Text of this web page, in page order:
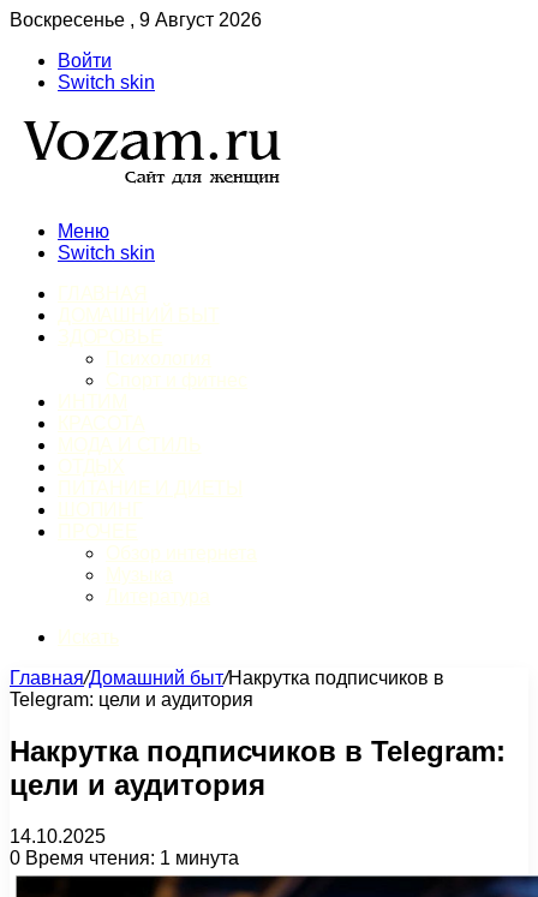
Воскресенье , 9 Август 2026
Войти
Switch skin
Меню
Switch skin
Главная/Домашний быт/Накрутка подписчиков в
Telegram: цели и аудитория
Накрутка подписчиков в Telegram:
цели и аудитория
14.10.2025
0 Время чтения: 1 минута